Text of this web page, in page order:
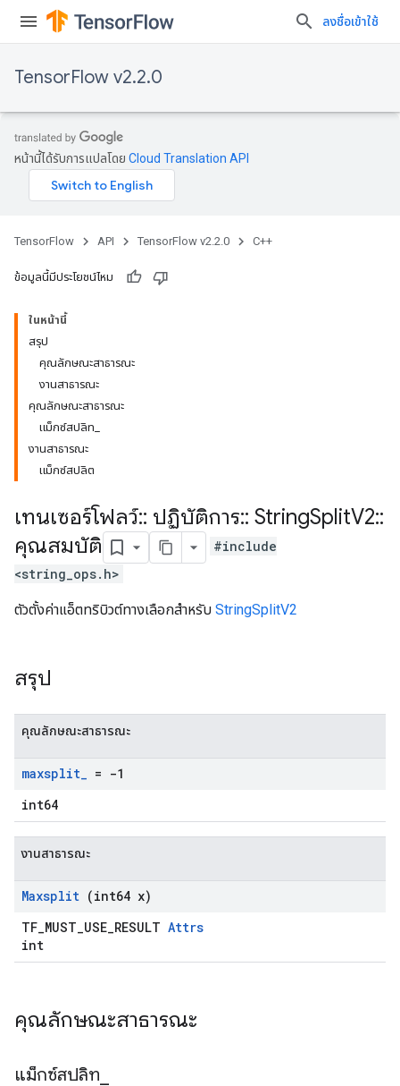
ลงชื่อเข้าใช้
TensorFlow v2.2.0
หน้านี้ได้รับการแปลโดย Cloud Translation API
TensorFlow API TensorFlow v2.2.0 C++
ข้อมูลนี้มีประโยชน์ไหม
ในหน้านี้
สรุป
คุณลักษณะสาธารณะ
งานสาธารณะ
คุณลักษณะสาธารณะ
แม็กซ์สปลิท_
งานสาธารณะ
แม็กซ์สปลิต
เทนเซอร์โฟลว์:: ปฏิบัติการ:: StringSplitV2::
คุณสมบัติ
#include
<string_ops.h>
ตัวตั้งค่าแอ็ตทริบิวต์ทางเลือกสำหรับ StringSplitV2
สรุป
คุณลักษณะสาธารณะ
maxsplit_ = -1
int64
งานสาธารณะ
Maxsplit (int64 x)
TF_MUST_USE_RESULT Attrs
int
คุณลักษณะสาธารณะ
แม็กซ์สปลิท